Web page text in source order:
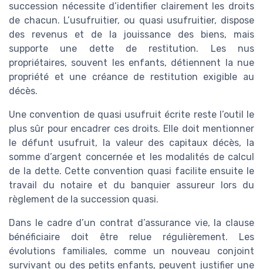
succession nécessite d’identifier clairement les droits
de chacun. L’usufruitier, ou quasi usufruitier, dispose
des revenus et de la jouissance des biens, mais
supporte une dette de restitution. Les nus
propriétaires, souvent les enfants, détiennent la nue
propriété et une créance de restitution exigible au
décès.
Une convention de quasi usufruit écrite reste l’outil le
plus sûr pour encadrer ces droits. Elle doit mentionner
le défunt usufruit, la valeur des capitaux décès, la
somme d’argent concernée et les modalités de calcul
de la dette. Cette convention quasi facilite ensuite le
travail du notaire et du banquier assureur lors du
règlement de la succession quasi.
Dans le cadre d’un contrat d’assurance vie, la clause
bénéficiaire doit être relue régulièrement. Les
évolutions familiales, comme un nouveau conjoint
survivant ou des petits enfants, peuvent justifier une